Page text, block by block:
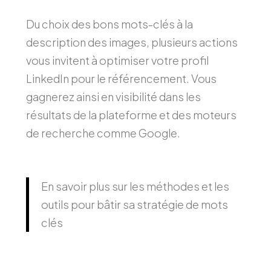
Du choix des bons mots-clés à la
description des images, plusieurs actions
vous invitent à optimiser votre profil
LinkedIn pour le référencement. Vous
gagnerez ainsi en visibilité dans les
résultats de la plateforme et des moteurs
de recherche comme Google.
En savoir plus sur les méthodes et les
outils pour bâtir sa stratégie de mots
clés